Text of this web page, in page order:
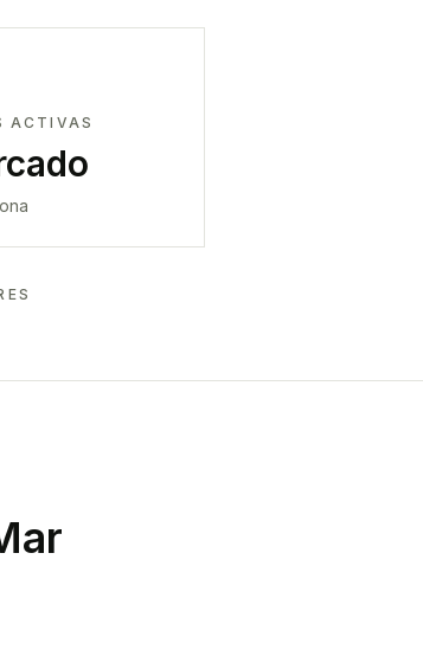
ACTIVAS